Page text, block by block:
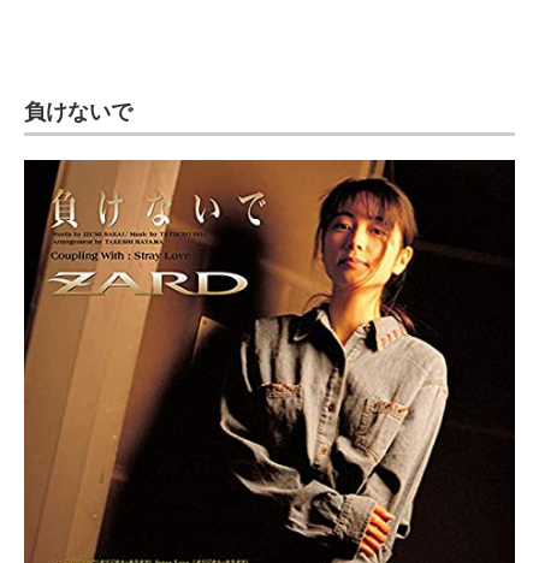
電子設計の基本と応用
エネルギーの専門メディア
建設×テクノロジーの最前線
ちょっと気になるネットの話題
負けないで